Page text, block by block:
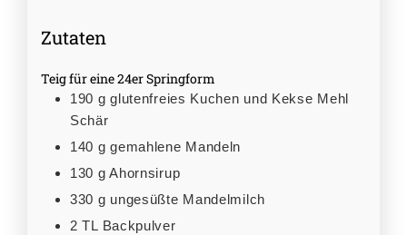
Zutaten
Teig für eine 24er Springform
190 g glutenfreies Kuchen und Kekse Mehl
Schär
140 g gemahlene Mandeln
130 g Ahornsirup
330 g ungesüßte Mandelmilch
2 TL Backpulver